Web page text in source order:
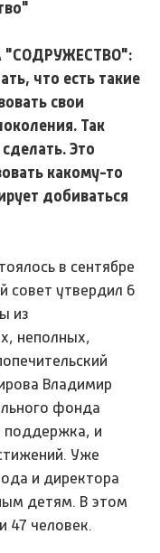
"СОДРУЖЕСТВО":
что есть такие
свои
Так
Это
какому-то
добиваться
в сентябре
совет утвердил 6
из
неполных,
Владимир
фонда
поддержка, и
Уже
и директора
детям. В этом
47 человек.